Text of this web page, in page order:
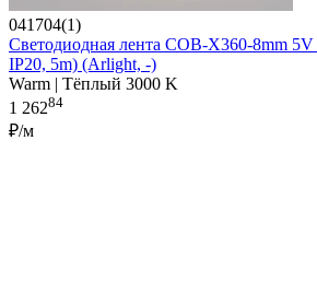
041704(1)
Светодиодная лента COB-X360-8mm
IP20, 5m) (Arlight, -)
Warm | Тёплый 3000 K
1 26284
₽/м